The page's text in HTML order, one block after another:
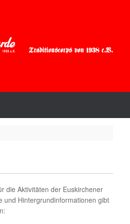
die Aktivitäten der Euskirchener
und Hintergrundinformationen gibt